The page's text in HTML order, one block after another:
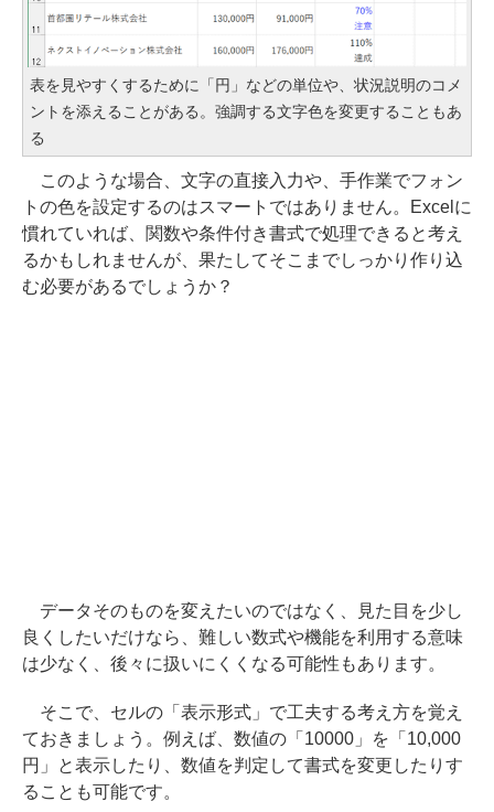
表を見やすくするために「円」などの単位や、状況説明のコメ
ントを添えることがある。強調する文字色を変更することもあ
る
このような場合、文字の直接入力や、手作業でフォン
トの色を設定するのはスマートではありません。Excelに
慣れていれば、関数や条件付き書式で処理できると考え
るかもしれませんが、果たしてそこまでしっかり作り込
む必要があるでしょうか？
データそのものを変えたいのではなく、見た目を少し
良くしたいだけなら、難しい数式や機能を利用する意味
は少なく、後々に扱いにくくなる可能性もあります。
そこで、セルの「表示形式」で工夫する考え方を覚え
ておきましょう。例えば、数値の「10000」を「10,000
円」と表示したり、数値を判定して書式を変更したりす
ることも可能です。